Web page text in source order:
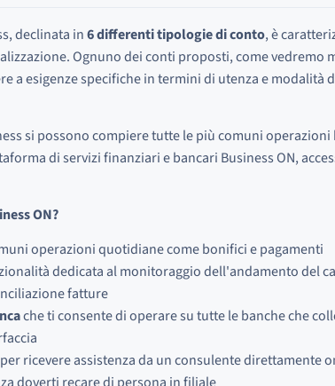
declinata in6 differenti tipologie di conto, è
Ognuno dei conti proposti, come vedremo
a esigenze specifiche in termini di utenza e modalità
si possono compiere tutte le più comuni
di servizi finanziari e bancari Business ON,
ON?
operazioni quotidiane come bonifici e pagamenti
dedicata al monitoraggio dell'andamento del
fatture
che ti consente di operare su tutte le banche che
per ricevere assistenza da un consulente direttamente
doverti recare di persona in filiale